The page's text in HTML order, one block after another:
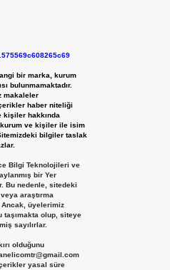
bir marka, kurum
bulunmamaktadır.
makaleler
haber niteliği
kişiler hakkında
kurum ve kişiler ile isim
bilgiler taslak
Bilgi Teknolojileri ve
bir Yer
Bu nedenle, sitedeki
araştırma
Ancak, üyelerimiz
taşımakta olup, siteye
sayılırlar.
olduğunu
yasal süre